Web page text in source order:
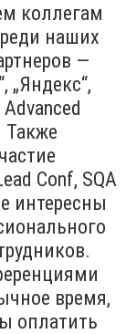
коллегам
наших
—
„Яндекс“,
Advanced
Также
Conf, SQA
интересны
время,
оплатить